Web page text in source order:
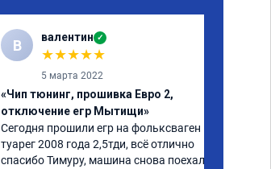
В валентин ✓
★★★★★
5 марта 2022
«Чип тюнинг, прошивка Евро 2,
отключение егр Мытищи»
Сегодня прошили егр на фольксваген
туарег 2008 года 2,5тди, всё отлично
спасибо Тимуру, машина снова поехала.